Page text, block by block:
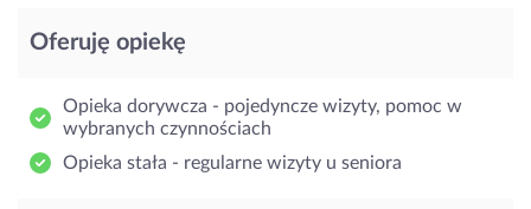
Oferuję opiekę
Opieka dorywcza - pojedyncze wizyty, pomoc w
wybranych czynnościach
Opieka stała - regularne wizyty u seniora